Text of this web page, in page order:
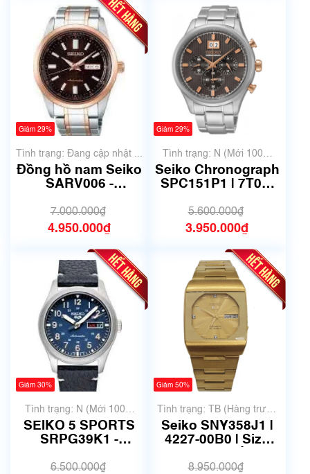
Giảm 29%
Tình trạng: Đang cập nhật ...
Đồng hồ nam Seiko
SARV006 -
41.5 mm- Mã số
6681
7.000.000₫
4.950.000₫
Giảm 29%
Tình trạng: N (Mới 100%
chưa qua sử dụng)
Seiko Chronograph
SPC151P1 | 7T04-
Mã số 6665
5.600.000₫
3.950.000₫
Giảm 30%
Tình trạng: N (Mới 100%
chưa qua sử dụng)
SEIKO 5 SPORTS
SRPG39K1 -
6.500.000₫
Giảm 50%
Tình trạng: TB (Hàng trưng
bày, thanh lý)
Seiko SNY358J1 |
4227-00B0 | Size
8.950.000₫